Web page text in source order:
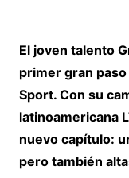
El joven talento
primer gran
Sport. Con su
latinoamericana
nuevo capítulo:
pero también